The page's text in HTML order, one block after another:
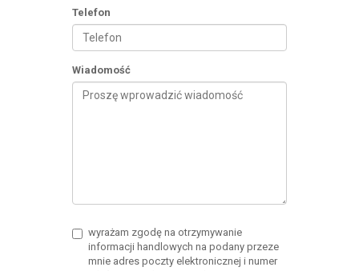
Telefon
Wiadomość
wyrażam zgodę na otrzymywanie
informacji handlowych na podany przeze
mnie adres poczty elektronicznej i numer